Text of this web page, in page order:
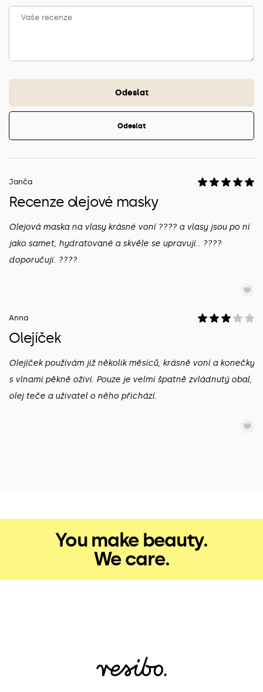
Odeslat
Odeslat
Janča
Recenze olejové masky
Olejová maska na vlasy krásné voní ???? a vlasy jsou po ní
jako samet, hydratované a skvěle se upravují.. ????
doporučuji. ????
Anna
Olejíček
Olejíček používám již několik měsíců, krásně voní a konečky
s vlnami pěkně oživí. Pouze je velmi špatně zvládnutý obal,
olej teče a uživatel o něho přichází.
You make beauty.
We care.